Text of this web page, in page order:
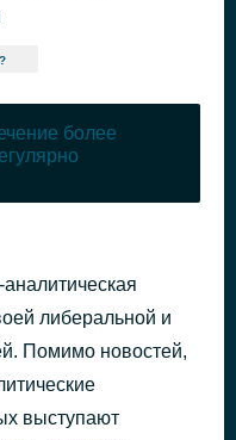
более
либеральной и
Помимо новостей,
выступают